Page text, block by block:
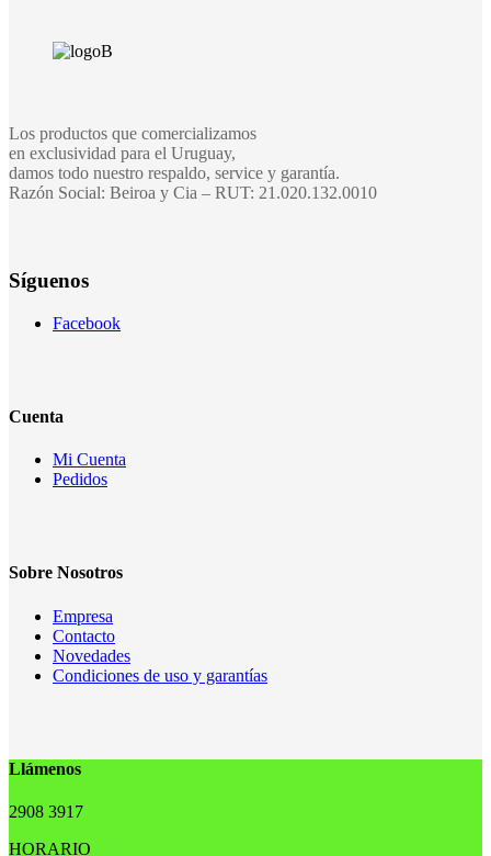
Los productos que comercializamos
en exclusividad para el Uruguay,
damos todo nuestro respaldo, service y garantía.
Razón Social: Beiroa y Cia – RUT: 21.020.132.0010
Síguenos
Facebook
Cuenta
Mi Cuenta
Pedidos
Sobre Nosotros
Empresa
Contacto
Novedades
Condiciones de uso y garantías
Llámenos
2908 3917
HORARIO